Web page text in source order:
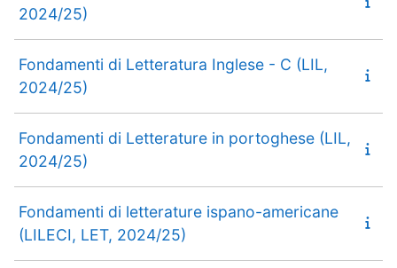
2024/25)
Fondamenti di Letteratura Inglese - C (LIL,
2024/25)
Fondamenti di Letterature in portoghese (LIL,
2024/25)
Fondamenti di letterature ispano-americane
(LILECI, LET, 2024/25)